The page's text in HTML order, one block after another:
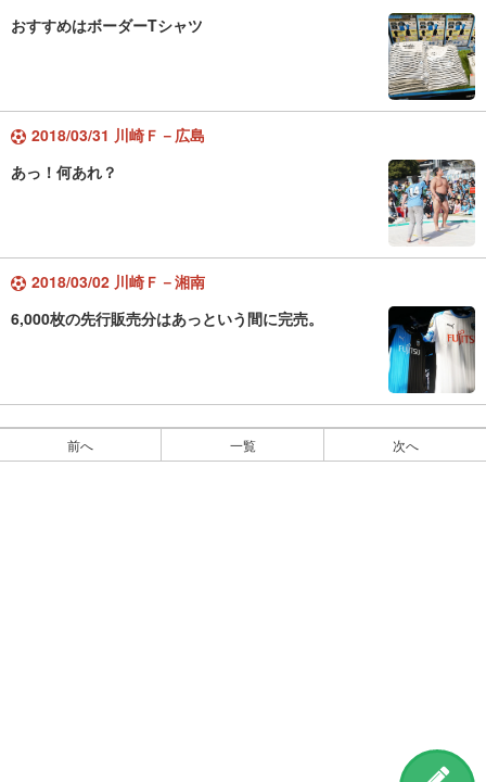
おすすめはボーダーTシャツ
2018/03/31 川崎Ｆ－広島
あっ！何あれ？
2018/03/02 川崎Ｆ－湘南
6,000枚の先行販売分はあっという間に完売。
前へ 一覧 次へ